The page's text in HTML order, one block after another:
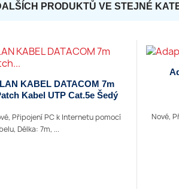
PRODUKTŮ VE STEJNÉ
LAN KABEL DATACOM 7m
Kabel UTP Cat.5e Šedý
Připojení PC k Internetu pomocí
Délka: 7m, ...
Nové,